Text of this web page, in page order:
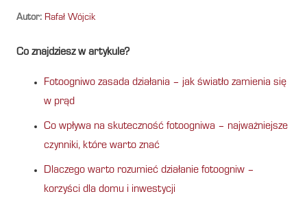
Autor: Rafał Wójcik
Co znajdziesz w artykule?
Fotoogniwo zasada działania – jak światło zamienia się
w prąd
Co wpływa na skuteczność fotoogniwa – najważniejsze
czynniki, które warto znać
Dlaczego warto rozumieć działanie fotoogniw –
korzyści dla domu i inwestycji